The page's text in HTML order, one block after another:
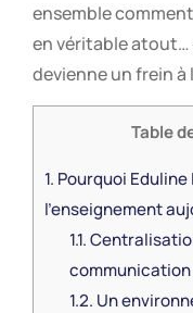
ensemble
en véritable atout…
devienne un frein à
Table
1. Pourquoi
l’enseignement
1.1.
1.2. Un